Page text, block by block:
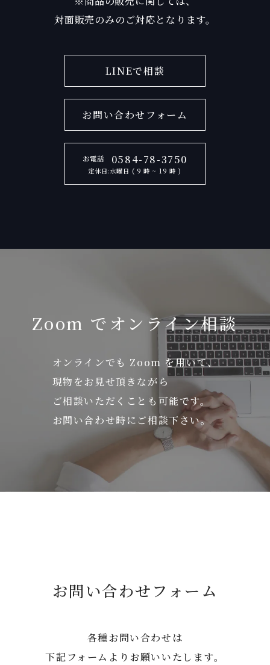
対面販売のみのご対応となります。
LINEで相談
お問い合わせフォーム
お電話 0584-78-3750
定休日:水曜日 ( 9 時 ~ 19 時 )
Zoom でオンライン相談
オンラインでも Zoom を用いて、
現物をお見せ頂きながら
ご相談いただくことも可能です。
お問い合わせ時にご相談下さい。
お問い合わせフォーム
各種お問い合わせは
下記フォームよりお願いいたします。